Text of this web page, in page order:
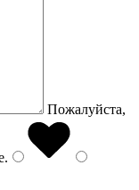
Пожалуйста,
.